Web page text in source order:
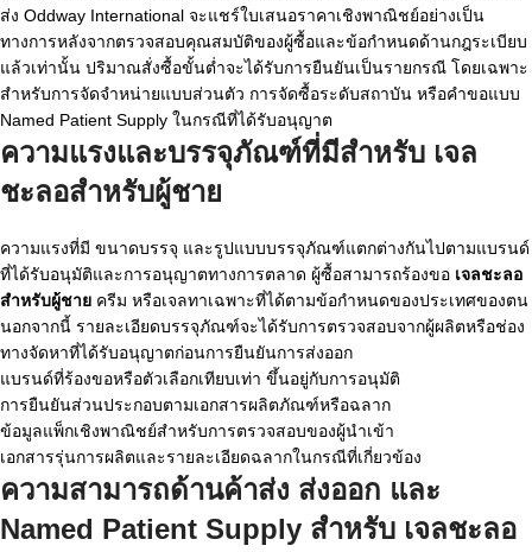
ส่ง Oddway International จะแชร์ใบเสนอราคาเชิงพาณิชย์อย่างเป็น
ทางการหลังจากตรวจสอบคุณสมบัติของผู้ซื้อและข้อกำหนดด้านกฎระเบียบ
แล้วเท่านั้น ปริมาณสั่งซื้อขั้นต่ำจะได้รับการยืนยันเป็นรายกรณี โดยเฉพาะ
สำหรับการจัดจำหน่ายแบบส่วนตัว การจัดซื้อระดับสถาบัน หรือคำขอแบบ
Named Patient Supply ในกรณีที่ได้รับอนุญาต
ความแรงและบรรจุภัณฑ์ที่มีสำหรับ เจล
ชะลอสำหรับผู้ชาย
ความแรงที่มี ขนาดบรรจุ และรูปแบบบรรจุภัณฑ์แตกต่างกันไปตามแบรนด์
ที่ได้รับอนุมัติและการอนุญาตทางการตลาด ผู้ซื้อสามารถร้องขอ เจลชะลอ
สำหรับผู้ชาย ครีม หรือเจลทาเฉพาะที่ได้ตามข้อกำหนดของประเทศของตน
นอกจากนี้ รายละเอียดบรรจุภัณฑ์จะได้รับการตรวจสอบจากผู้ผลิตหรือช่อง
ทางจัดหาที่ได้รับอนุญาตก่อนการยืนยันการส่งออก
แบรนด์ที่ร้องขอหรือตัวเลือกเทียบเท่า ขึ้นอยู่กับการอนุมัติ
การยืนยันส่วนประกอบตามเอกสารผลิตภัณฑ์หรือฉลาก
ข้อมูลแพ็กเชิงพาณิชย์สำหรับการตรวจสอบของผู้นำเข้า
เอกสารรุ่นการผลิตและรายละเอียดฉลากในกรณีที่เกี่ยวข้อง
ความสามารถด้านค้าส่ง ส่งออก และ
Named Patient Supply สำหรับ เจลชะลอ